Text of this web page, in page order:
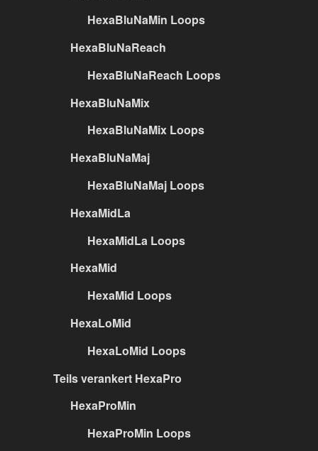
HexaBluNaMin Loops
HexaBluNaReach
HexaBluNaReach Loops
HexaBluNaMix
HexaBluNaMix Loops
HexaBluNaMaj
HexaBluNaMaj Loops
HexaMidLa
HexaMidLa Loops
HexaMid
HexaMid Loops
HexaLoMid
HexaLoMid Loops
Teils verankert HexaPro
HexaProMin
HexaProMin Loops